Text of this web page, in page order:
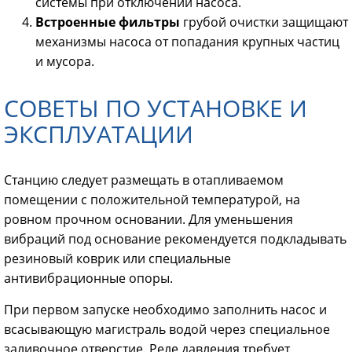
Встроенные фильтры грубой очистки защищают
механизмы насоса от попадания крупных частиц
и мусора.
СОВЕТЫ ПО УСТАНОВКЕ И
ЭКСПЛУАТАЦИИ
Станцию следует размещать в отапливаемом
помещении с положительной температурой, на
ровном прочном основании. Для уменьшения
вибраций под основание рекомендуется подкладывать
резиновый коврик или специальные
антивибрационные опоры.
При первом запуске необходимо заполнить насос и
всасывающую магистраль водой через специальное